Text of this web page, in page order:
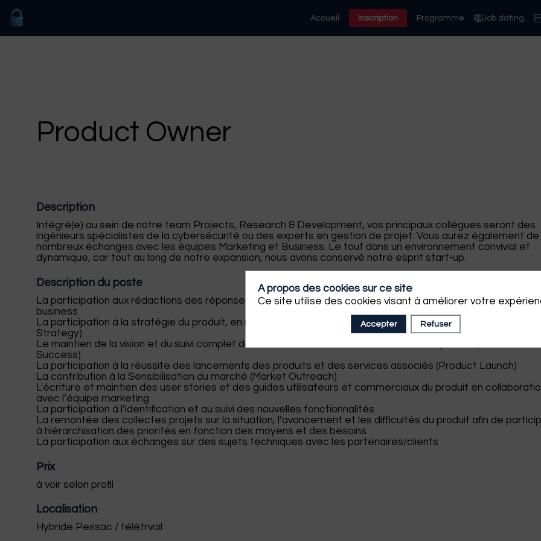
Accueil Inscription Programme Job dating
Product Owner
Description
Intégré(e) au sein de notre team Projects, Research & Development, vos principaux collègues seront des
ingénieurs spécialistes de la cybersécurité ou des experts en gestion de projet. Vous aurez également de
nombreux échanges avec les équipes Marketing et Business. Le tout dans un environnement convivial et
dynamique, car tout au long de notre expansion, nous avons conservé notre esprit start-up.
Description du poste
La participation aux rédactions des réponses aux appels d’offres et autres actions liant la technique et le
business
La participation à la stratégie du produit, en relation avec l’écosystème des autres technologies (Product
Strategy)
Le maintien de la vision et du suivi complet de toutes les demandes des clients sur le produit (Customer
Success)
La participation à la réussite des lancements des produits et des services associés (Product Launch)
La contribution à la Sensibilisation du marché (Market Outreach)
L'écriture et maintien des user stories et des guides utilisateurs et commerciaux du produit en
avec l’équipe marketing
La participation à l’identification et au suivi des nouvelles fonctionnalités
La remontée des collectes projets sur la situation, l’avancement et les difficultés du produit afin de
à hiérarchisation des priorités en fonction des moyens et des besoins
La participation aux échanges sur des sujets techniques avec les partenaires/clients
Prix
à voir selon profil
Localisation
Hybride Pessac / télétrvail
A propos des cookies sur ce site
Ce site utilise des cookies visant à améliorer votre
Accepter Refuser